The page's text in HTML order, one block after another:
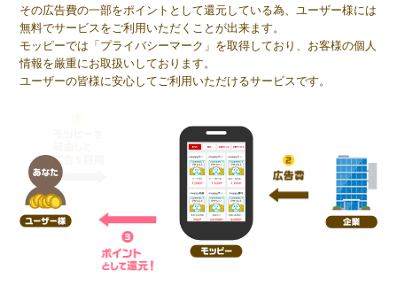
その広告費の一部をポイントとして還元している為、ユーザー様には
無料でサービスをご利用いただくことが出来ます。
モッピーでは「プライバシーマーク」を取得しており、お客様の個人
情報を厳重にお取扱いしております。
ユーザーの皆様に安心してご利用いただけるサービスです。